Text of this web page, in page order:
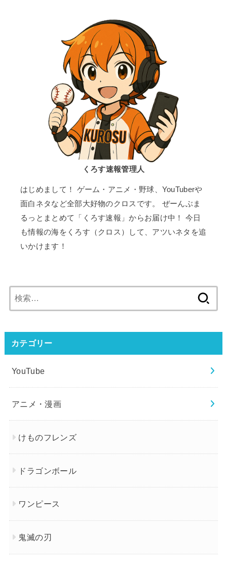
くろす速報管理人
はじめまして！ ゲーム・アニメ・野球、YouTuberや
面白ネタなど全部大好物のクロスです。 ぜーんぶま
るっとまとめて「くろす速報」からお届け中！ 今日
も情報の海をくろす（クロス）して、アツいネタを追
いかけます！
索:
カテゴリー
YouTube
アニメ・漫画
けものフレンズ
ドラゴンボール
ワンピース
鬼滅の刃